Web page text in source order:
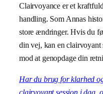
Clairvoyance er et
handling. Som Annas
store ændringer. Hvis du
din vej, kan en
mod at genopdage din
Har du brug for klarhed